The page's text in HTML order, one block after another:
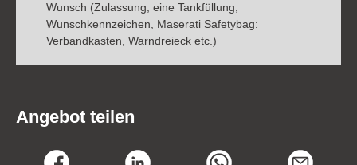
Wunsch (Zulassung, eine Tankfüllung,
Wunschkennzeichen, Maserati Safetybag:
Verbandkasten, Warndreieck etc.)
Angebot teilen